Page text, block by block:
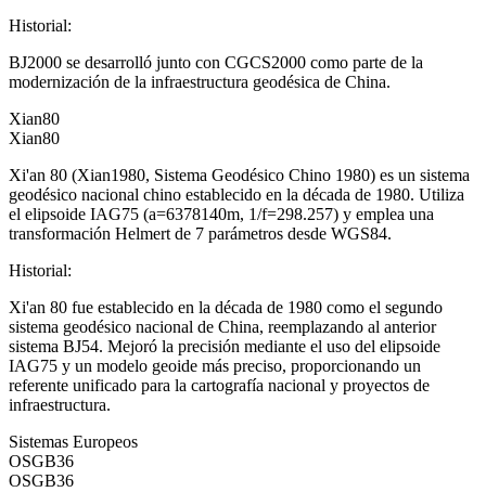
Historial:
BJ2000 se desarrolló junto con CGCS2000 como parte de la
modernización de la infraestructura geodésica de China.
Xian80
Xian80
Xi'an 80 (Xian1980, Sistema Geodésico Chino 1980) es un sistema
geodésico nacional chino establecido en la década de 1980. Utiliza
el elipsoide IAG75 (a=6378140m, 1/f=298.257) y emplea una
transformación Helmert de 7 parámetros desde WGS84.
Historial:
Xi'an 80 fue establecido en la década de 1980 como el segundo
sistema geodésico nacional de China, reemplazando al anterior
sistema BJ54. Mejoró la precisión mediante el uso del elipsoide
IAG75 y un modelo geoide más preciso, proporcionando un
referente unificado para la cartografía nacional y proyectos de
infraestructura.
Sistemas Europeos
OSGB36
OSGB36